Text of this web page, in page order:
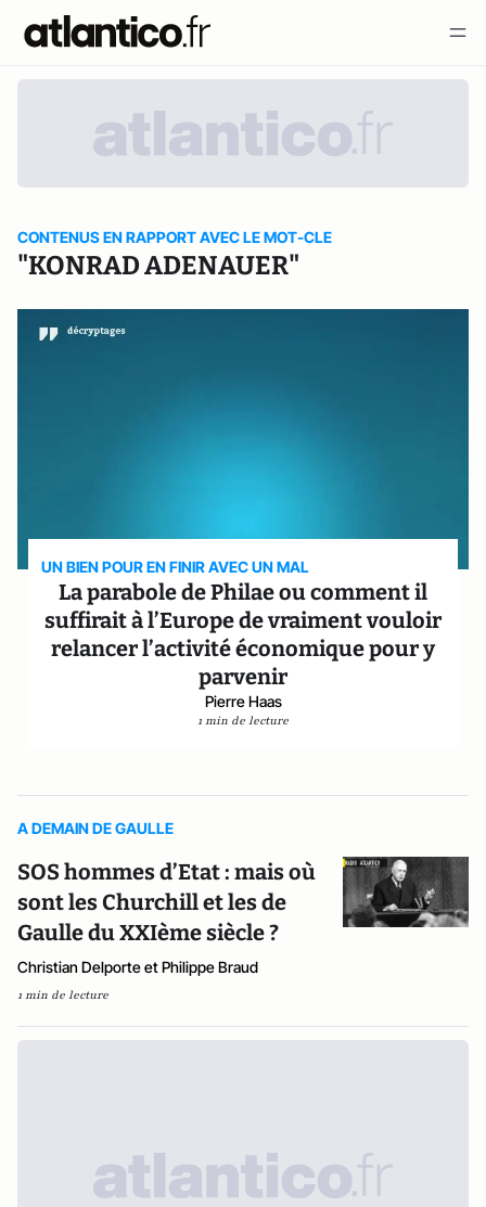
CONTENUS EN RAPPORT AVEC LE MOT-CLE
"KONRAD ADENAUER"
UN BIEN POUR EN FINIR AVEC UN MAL
La parabole de Philae ou comment il
suffirait à l’Europe de vraiment vouloir
relancer l’activité économique pour y
parvenir
Pierre Haas
1 min de lecture
A DEMAIN DE GAULLE
SOS hommes d’Etat : mais où
sont les Churchill et les de
Gaulle du XXIème siècle ?
Christian Delporte et Philippe Braud
1 min de lecture